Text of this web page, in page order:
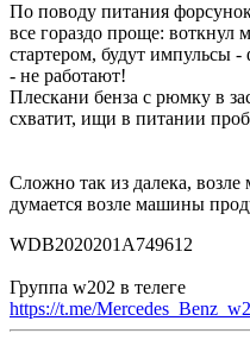
По поводу питания
все гораздо проще: воткнул
стартером, будут импульсы
- не работают!
Плескани бенза с рюмку в
схватит, ищи в питании
Сложно так из далека,
думается возле машины
WDB2020201A749612
Группа w202 в телеге
https://t.me/